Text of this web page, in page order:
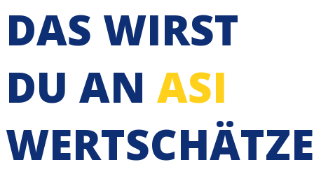
DAS WIRST
DU AN ASI